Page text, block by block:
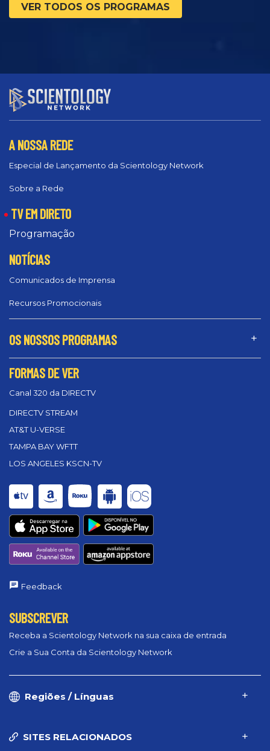
VER TODOS OS PROGRAMAS
A NOSSA REDE
Especial de Lançamento da Scientology Network
Sobre a Rede
TV EM DIRETO
Programação
NOTÍCIAS
Comunicados de Imprensa
Recursos Promocionais
OS NOSSOS PROGRAMAS
FORMAS DE VER
Canal 320 da DIRECTV
DIRECTV STREAM
AT&T U-VERSE
TAMPA BAY WFTT
LOS ANGELES KSCN-TV
Feedback
SUBSCREVER
Receba a Scientology Network na sua caixa de entrada
Crie a Sua Conta da Scientology Network
Regiões / Línguas
SITES RELACIONADOS